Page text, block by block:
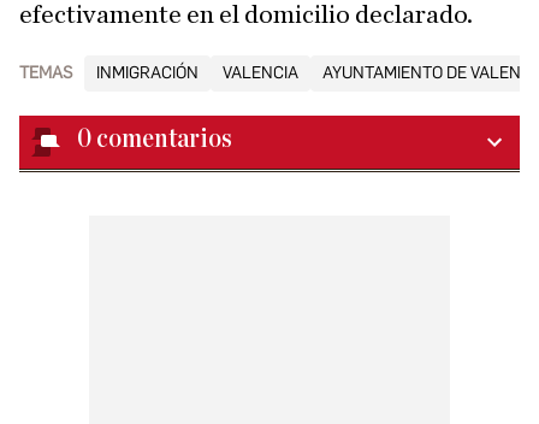
efectivamente en el domicilio declarado.
TEMAS INMIGRACIÓN VALENCIA AYUNTAMIENTO DE
0 comentarios